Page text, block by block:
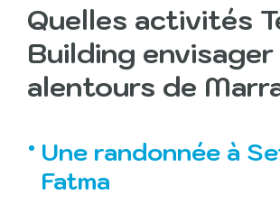
Quelles activités
Building envisager
alentours de
Une randonnée à
Fatma